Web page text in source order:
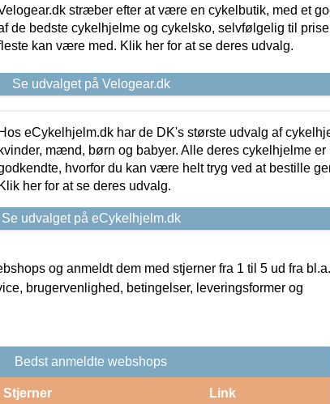
stræber efter at være en cykelbutik, med et
de bedste cykelhjelme og cykelsko, selvfølgelig til
kan være med. Klik her for at se deres udvalg.
Se udvalget på Velogear.dk
Hos eCykelhjelm.dk har de DK's største udvalg af
kvinder, mænd, børn og babyer. Alle deres cykelhjelme er
hvorfor du kan være helt tryg ved at bestille
Klik her for at se deres udvalg.
Se udvalget på eCykelhjelm.dk
og anmeldt dem med stjerner fra 1 til 5 ud fra
brugervenlighed, betingelser, leveringsformer og
Bedst anmeldte webshops
Stjerner Link